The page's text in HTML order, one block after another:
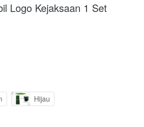
Logo Kejaksaan 1 Set
Hijau